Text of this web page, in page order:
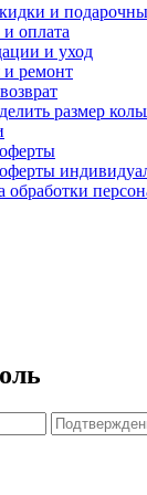
и
и оплата
и уход
и ремонт
размер
обработки